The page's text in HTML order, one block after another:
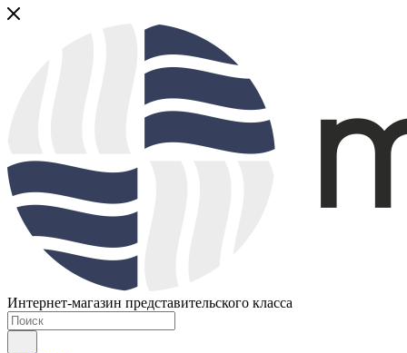
Интернет-магазин представительского класса